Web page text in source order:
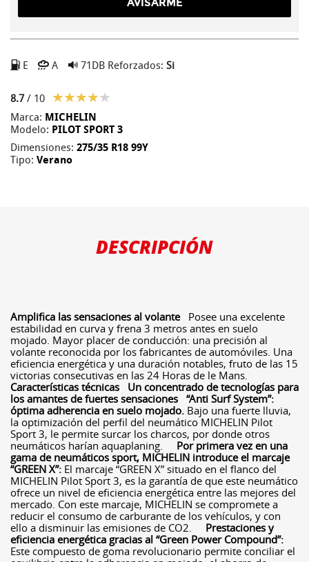
E A 71DB Reforzados: Si
8.7/ 10
Marca: MICHELIN
Modelo: PILOT SPORT 3
Dimensiones: 275/35 R18 99Y
Tipo: Verano
DESCRIPCIÓN
Amplifica las sensaciones al volantePosee una excelente
estabilidad en curva y frena 3 metros antes en suelo
mojado. Mayor placer de conducción: una precisión al
volante reconocida por los fabricantes de automóviles. Una
eficiencia energética y una duración notables, fruto de las 15
victorias consecutivas en las 24 Horas de le Mans.
Características técnicas
Un concentrado de tecnologías para
los amantes de fuertes sensaciones “Anti Surf System”:
óptima adherencia en suelo mojado. Bajo una fuerte lluvia,
la optimización del perfil del neumático MICHELIN Pilot
Sport 3, le permite surcar los charcos, por donde otros
neumáticos harían aquaplaning. Por primera vez en una
gama de neumáticos sport, MICHELIN introduce el marcaje
“GREEN X”: El marcaje “GREEN X” situado en el flanco del
MICHELIN Pilot Sport 3, es la garantía de que este neumático
ofrece un nivel de eficiencia energética entre las mejores del
mercado. Con este marcaje, MICHELIN se compromete a
reducir el consumo de carburante de los vehículos, y con
ello a disminuir las emisiones de CO2. Prestaciones y
eficiencia energética gracias al “Green Power Compound”:
Este compuesto de goma revolucionario permite conciliar el